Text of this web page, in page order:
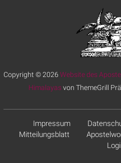
Copyright © 2026Website des
Himalayasvon ThemeGrill
Impressum
Mitteilungsblatt